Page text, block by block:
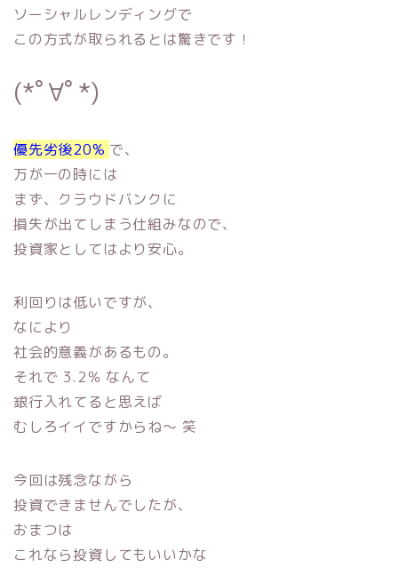
ソーシャルレンディングで
この方式が取られるとは驚きです！
(*ﾟ∀ﾟ*)
優先劣後20% で、
万が一の時には
まず、クラウドバンクに
損失が出てしまう仕組みなので、
投資家としてはより安心。
利回りは低いですが、
なにより
社会的意義があるもの。
それで 3.2％ なんて
銀行入れてると思えば
むしろイイですからね〜 笑
今回は残念ながら
投資できませんでしたが、
おまつは
これなら投資してもいいかな